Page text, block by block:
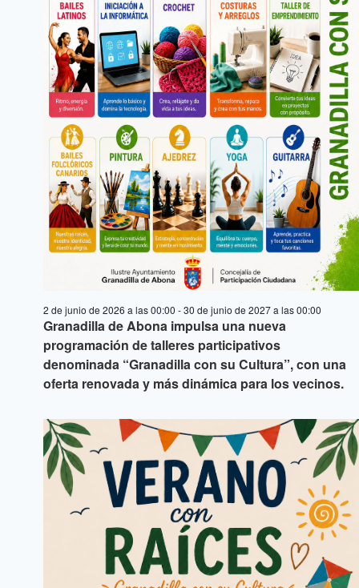
Granadilla de Abona impulsa una nueva
programación de talleres participativos
denominada “Granadilla con su Cultura”, con una
oferta renovada y más dinámica para los vecinos.
2 de junio de 2026 a las 00:00 -30 de junio de 2027 a las 00:00